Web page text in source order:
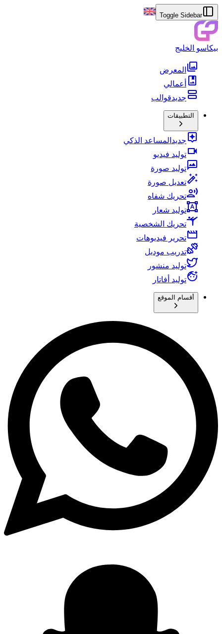
Toggle Sidebar
بيكاسو الخليج
المعرض
أعمالي
جديدقوالب
التطبيقات
جديد المساعد الذكي
توليد فيديو
توليد صورة
تعديل صورة
تحريك شفاه
توليد شعار
تحريك الشخصية
تحرير فيديوهات
تدريب موديل
توليد منشور
توليد أفاتار
أقسام الموقع